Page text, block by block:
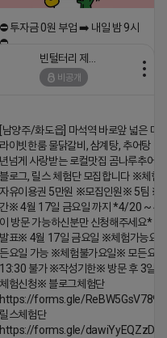
카
⛔️ 투자금 0원 부업 ➡️ 내일 밤 9시
⛔️
2026-04-18 17:23
224253846149
비공개
[남양주/화도읍] 마석역 바로앞 넓은 매
라이빗한룸 물닭갈비, 삼계탕, 추어탕 맛
년넘게 사랑받는 로컬맛집 곰나루추어
블로그, 릴스 체험단 모집합니다 ※체험
자유이용권 5만원 ※모집인원※ 5팀 ※
간※ 4월 17일 금요일 까지 *4/20 ~ 4/
이 방문 가능하신분만 신청해주세요* ※
발표※ 4월 17일 금요일 ※체험가능요
든요일 가능 ※체험불가요일※ 모든요
13:30 불가 ※작성기한※ 방문 후 3일
체험신청※ 블로그체험단
https://forms.gle/
릴스체험단
https://forms.gle/